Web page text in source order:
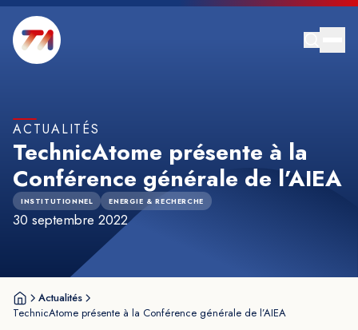
ACTUALITÉS
TechnicAtome présente à la
Conférence générale de l’AIEA
INSTITUTIONNEL ENERGIE & RECHERCHE
30 septembre 2022
Actualités
TechnicAtome présente à la Conférence générale de l’AIEA